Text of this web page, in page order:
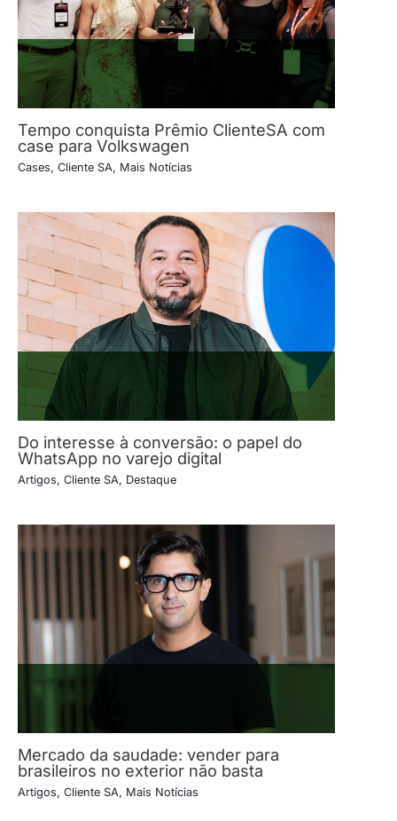
Tempo conquista Prêmio ClienteSA com
case para Volkswagen
Cases, Cliente SA, Mais Notícias
Do interesse à conversão: o papel do
WhatsApp no varejo digital
Artigos, Cliente SA, Destaque
Mercado da saudade: vender para
brasileiros no exterior não basta
Artigos, Cliente SA, Mais Notícias